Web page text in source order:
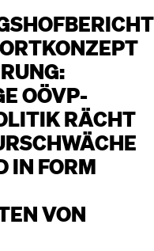
OÖVP-
RÄCHT
IN FORM
VON